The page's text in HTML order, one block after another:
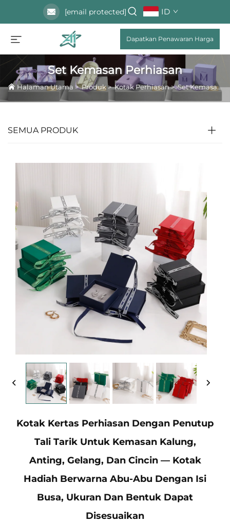
[email protected] ID
Dapatkan Penawaran Harga
Set Kemasan Perhiasan
Halaman Utama >Produk>Kotak Perhiasan>Set Kemasan Perhiasan
SEMUA PRODUK
Kotak Kertas Perhiasan Dengan Penutup
Tali Tarik Untuk Kemasan Kalung,
Anting, Gelang, Dan Cincin — Kotak
Hadiah Berwarna Abu-Abu Dengan Isi
Busa, Ukuran Dan Bentuk Dapat
Disesuaikan